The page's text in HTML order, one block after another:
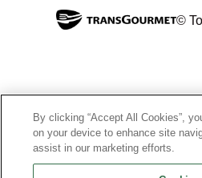
©
By clicking “Accept All Cookies”,
on your device to enhance site
assist in our marketing efforts.